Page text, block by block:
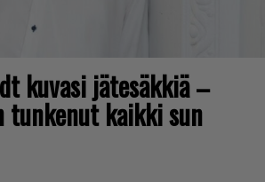
kuvasi jätesäkkiä –
tunkenut kaikki sun